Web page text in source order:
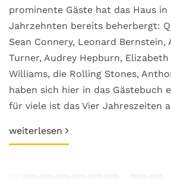
prominente Gäste hat das Haus in
Jahrzehnten bereits beherbergt:
Sean Connery, Leonard Bernstein,
Turner, Audrey Hepburn, Elizabeth
Williams, die Rolling Stones,
haben sich hier in das Gästebuch
für viele ist das Vier Jahreszeiten
weiterlesen